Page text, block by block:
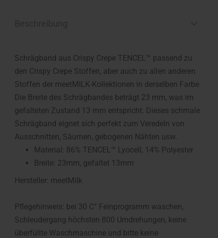
Schrägband aus Crispy Crepe TENCEL™ passend zu
den Crispy Crepe Stoffen, aber auch zu allen anderen
Stoffen der meetMILK-Kollektionen in derselben Farbe.
Die Breite des Schrägbandes beträgt 23 mm, was im
gefalteten Zustand 13 mm entspricht. Dieses schmale
Schrägband eignet sich perfekt zum Veredeln von
Ausschnitten, Säumen, gebogenen Nähten usw.
Material: 86% TENCEL™ Lyocell, 14% Polyester
Breite: 23mm, gefaltet 13mm
Hersteller: meetMilk
Pflegehinweis: bei 30 C° Feinprogramm waschen,
Schleudergang höchsten 800 Umdrehungen, keine
überfüllte Waschmaschine und bitte keine